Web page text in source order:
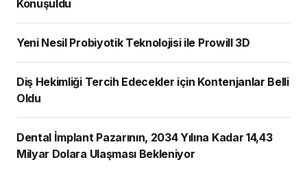
Konuşuldu
Yeni Nesil Probiyotik Teknolojisi ile Prowill 3D
Diş Hekimliği Tercih Edecekler için Kontenjanlar Belli
Oldu
Dental İmplant Pazarının, 2034 Yılına Kadar 14,43
Milyar Dolara Ulaşması Bekleniyor